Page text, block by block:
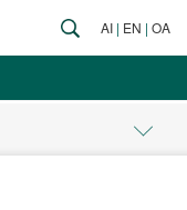
AI | EN | OA